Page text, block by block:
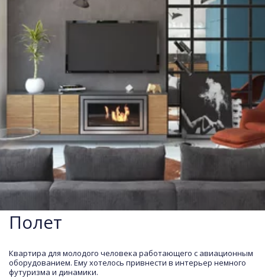
Полет
Квартира для молодого человека работающего с авиационным
оборудованием. Ему хотелось привнести в интерьер немного
футуризма и динамики.